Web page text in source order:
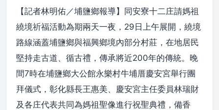
【記者林明佑／埔鹽鄉報導】同安寮十二庄請媽祖
繞境祈福活動為期兩天一夜，29日上午展開，繞境
路線涵蓋埔鹽鄉與福興鄉境內部分村莊，在地居民
堅持走古道、循古禮，傳承將近200年的傳統。晚
間7時在埔鹽鄉大公館永樂村牛埔厝慶安宮舉行團
拜儀式，彰化縣長王惠美、慶安宮主任委員林瑞財
及各庄代表共同為媽祖聖像進行祝聖典禮，備香